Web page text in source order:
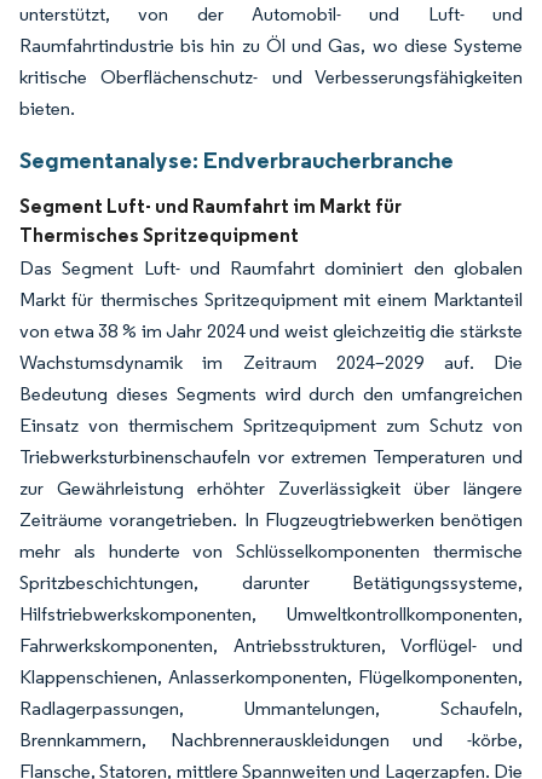
unterstützt, von der Automobil- und Luft- und
Raumfahrtindustrie bis hin zu Öl und Gas, wo diese Systeme
kritische Oberflächenschutz- und Verbesserungsfähigkeiten
bieten.
Segmentanalyse: Endverbraucherbranche
Segment Luft- und Raumfahrt im Markt für
Thermisches Spritzequipment
Das Segment Luft- und Raumfahrt dominiert den globalen
Markt für thermisches Spritzequipment mit einem Marktanteil
von etwa 38 % im Jahr 2024 und weist gleichzeitig die stärkste
Wachstumsdynamik im Zeitraum 2024–2029 auf. Die
Bedeutung dieses Segments wird durch den umfangreichen
Einsatz von thermischem Spritzequipment zum Schutz von
Triebwerksturbinenschaufeln vor extremen Temperaturen und
zur Gewährleistung erhöhter Zuverlässigkeit über längere
Zeiträume vorangetrieben. In Flugzeugtriebwerken benötigen
mehr als hunderte von Schlüsselkomponenten thermische
Spritzbeschichtungen, darunter Betätigungssysteme,
Hilfstriebwerkskomponenten, Umweltkontrollkomponenten,
Fahrwerkskomponenten, Antriebsstrukturen, Vorflügel- und
Klappenschienen, Anlasserkomponenten, Flügelkomponenten,
Radlagerpassungen, Ummantelungen, Schaufeln,
Brennkammern, Nachbrennerauskleidungen und -körbe,
Flansche, Statoren, mittlere Spannweiten und Lagerzapfen. Die